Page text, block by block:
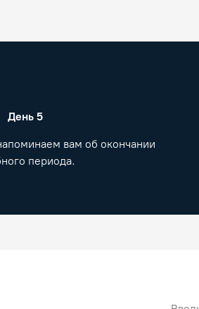
День 5
вам об окончании
периода.